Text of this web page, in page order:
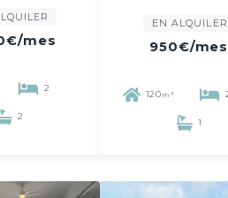
/mes
2
2
EN ALQUILER
950€/mes
120 m²
1